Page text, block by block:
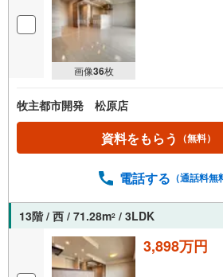
画像36枚
牧主都市開発 松原店
資料をもらう （無料）
電話する （通話料無
13階 / 西 / 71.28m2 / 3LDK
3,898万円